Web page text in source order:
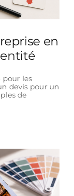
en
pour les
devis pour un
de